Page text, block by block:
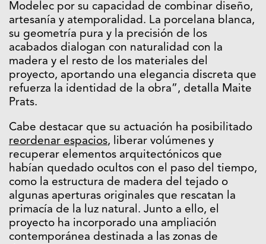
Modelec por su capacidad de combinar diseño,
artesanía y atemporalidad. La porcelana blanca,
su geometría pura y la precisión de los
acabados dialogan con naturalidad con la
madera y el resto de los materiales del
proyecto, aportando una elegancia discreta que
refuerza la identidad de la obra”, detalla Maite
Prats.
Cabe destacar que su actuación ha posibilitado
reordenar espacios, liberar volúmenes y
recuperar elementos arquitectónicos que
habían quedado ocultos con el paso del tiempo,
como la estructura de madera del tejado o
algunas aperturas originales que rescatan la
primacía de la luz natural. Junto a ello, el
proyecto ha incorporado una ampliación
contemporánea destinada a las zonas de